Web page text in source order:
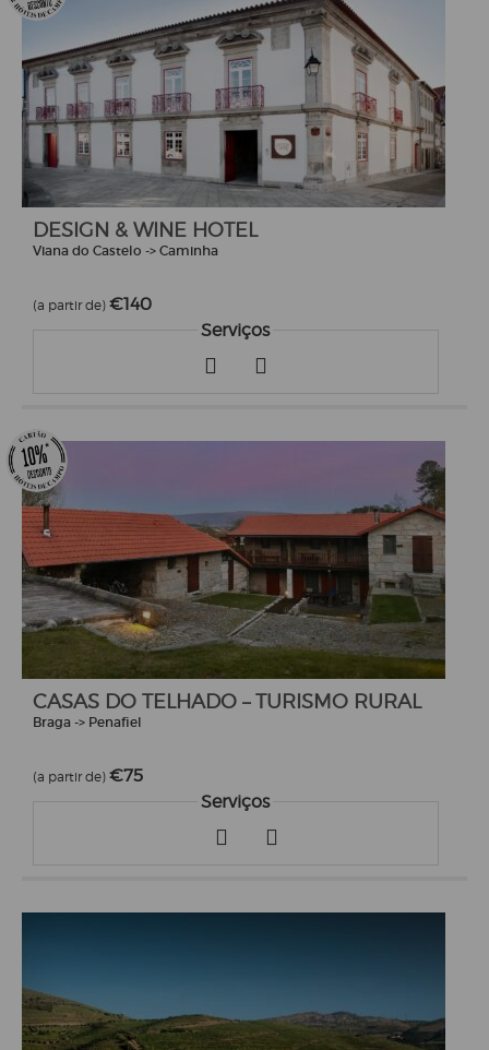
DESIGN & WINE HOTEL
Viana do Castelo -> Caminha
(a partir de) €140
Serviços
CASAS DO TELHADO – TURISMO RURAL
Braga -> Penafiel
(a partir de) €75
Serviços